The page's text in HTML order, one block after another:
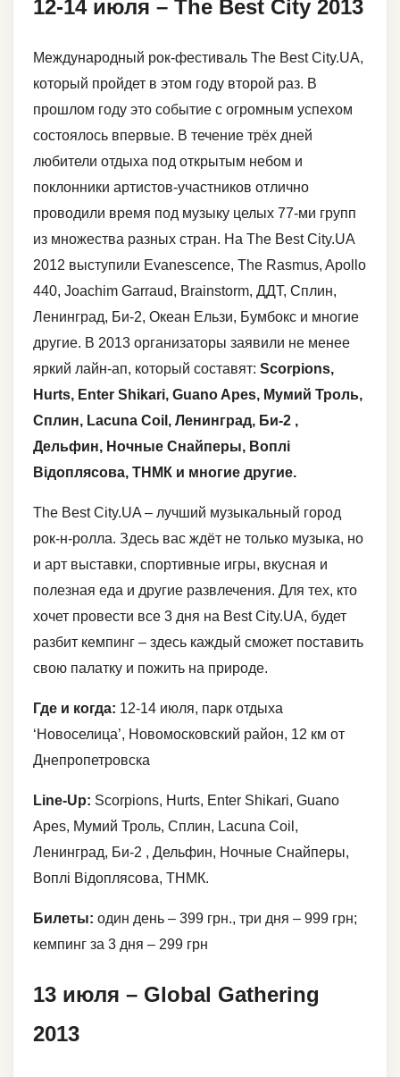
12-14 июля – The Best City 2013
Международный рок-фестиваль The Best City.UA,
который пройдет в этом году второй раз. В
прошлом году это событие с огромным успехом
состоялось впервые. В течение трёх дней
любители отдыха под открытым небом и
поклонники артистов-участников отлично
проводили время под музыку целых 77-ми групп
из множества разных стран. На The Best City.UA
2012 выступили Evanescence, The Rasmus, Apollo
440, Joachim Garraud, Brainstorm, ДДТ, Сплин,
Ленинград, Би-2, Океан Ельзи, Бумбокс и многие
другие. В 2013 организаторы заявили не менее
яркий лайн-ап, который составят: Scorpions,
Hurts, Enter Shikari, Guano Apes, Мумий Троль,
Сплин, Lacuna Coil, Ленинград, Би-2 ,
Дельфин, Ночные Снайперы, Воплі
Відоплясова, ТНМК и многие другие.
The Best City.UA – лучший музыкальный город
рок-н-ролла. Здесь вас ждёт не только музыка, но
и арт выставки, спортивные игры, вкусная и
полезная еда и другие развлечения. Для тех, кто
хочет провести все 3 дня на Best City.UA, будет
разбит кемпинг – здесь каждый сможет поставить
свою палатку и пожить на природе.
Где и когда: 12-14 июля, парк отдыха
‘Новоселица’, Новомосковский район, 12 км от
Днепропетровска
Line-Up: Scorpions, Hurts, Enter Shikari, Guano
Apes, Мумий Троль, Сплин, Lacuna Coil,
Ленинград, Би-2 , Дельфин, Ночные Снайперы,
Воплі Відоплясова, ТНМК.
Билеты: один день – 399 грн., три дня – 999 грн;
кемпинг за 3 дня – 299 грн
13 июля – Global Gathering
2013